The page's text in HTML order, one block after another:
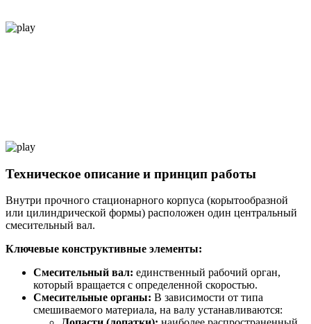
Техническое описание и принцип работы
Внутри прочного стационарного корпуса (корытообразной
или цилиндрической формы) расположен один центральный
смесительный вал.
Ключевые конструктивные элементы:
Смесительный вал: единственный рабочий орган,
который вращается с определенной скоростью.
Смесительные органы: В зависимости от типа
смешиваемого материала, на валу устанавливаются: